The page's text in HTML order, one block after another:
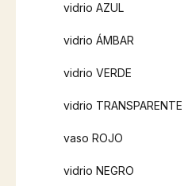
vidrio AZUL
vidrio ÁMBAR
vidrio VERDE
vidrio TRANSPARENTE
vaso ROJO
vidrio NEGRO